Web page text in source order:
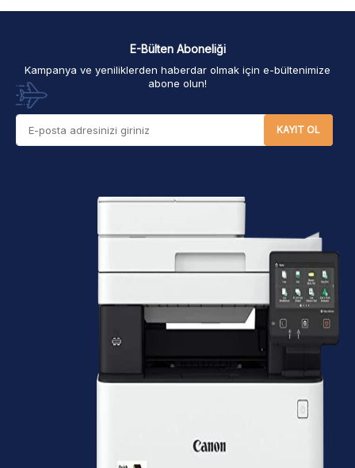
E-Bülten Aboneliği
Kampanya ve yeniliklerden haberdar olmak için e-bültenimize
abone olun!
KAYIT OL